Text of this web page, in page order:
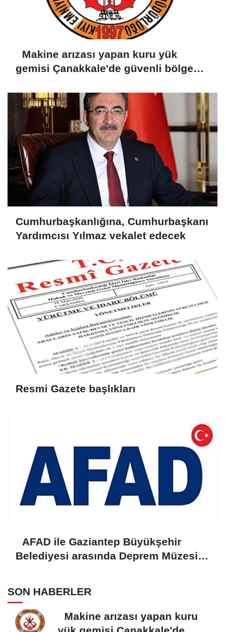
Makine arızası yapan kuru yük
gemisi Çanakkale'de güvenli bölgeye
Cumhurbaşkanlığına, Cumhurbaşkanı
Yardımcısı Yılmaz vekalet edecek
Resmi Gazete başlıkları
AFAD ile Gaziantep Büyükşehir
Belediyesi arasında Deprem Müzesi
SON HABERLER
Makine arızası yapan kuru